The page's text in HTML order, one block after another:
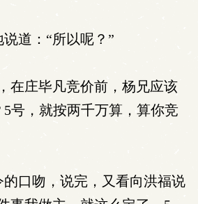
道：“所以呢？”
在庄毕凡竞价前，杨兄应该
号，就按两千万算，算你竞
口吻，说完，又看向洪福说